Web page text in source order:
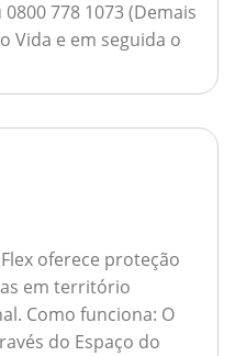
778 1073 (Demais
Vida e em seguida o
oferece proteção
em território
Como funciona: O
do Espaço do